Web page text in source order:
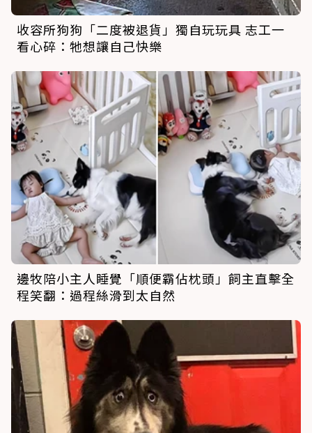
收容所狗狗「二度被退貨」獨自玩玩具 志工一
看心碎：牠想讓自己快樂
邊牧陪小主人睡覺「順便霸佔枕頭」飼主直擊全
程笑翻：過程絲滑到太自然